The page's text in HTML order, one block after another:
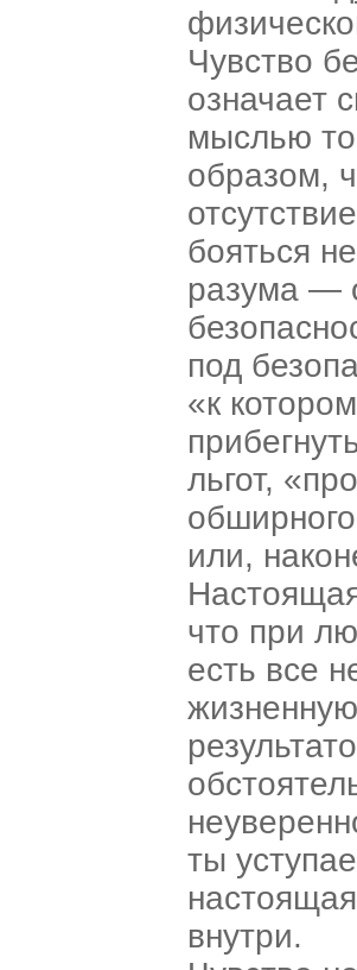
Чувство
означает
мыслью
образом,
бояться
разума —
под
«к
льгот,
или,
что при
есть все
ты
внутри.